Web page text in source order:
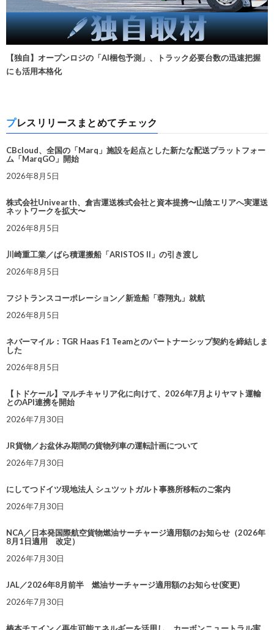
【独自】オープンロジの「AI梱包予測」、トラック必要台数の迅速把握
にも活用本格化
プレスリリースまとめてチェック
CBcloud、全国の「Marq」施設を起点とした新たな配送プラットフォー
ム「MarqGO」開始
2026年8月5日
株式会社Univearth、倉吉運送株式会社と資本提携〜山陰エリアへ実運送
ネットワークを拡大〜
2026年8月5日
川崎重工業／ばら積運搬船「ARISTOS II」の引き渡し
2026年8月5日
フジトランスコーポレーション／新造船「蓉翔丸」就航
2026年8月5日
ネバーマイル：TGR Haas F1 Teamとのパートナーシップ契約を締結しま
した
2026年8月5日
【トドケール】マルチキャリア化に向けて、2026年7月よりヤマト運輸
とのAPI連携を開始
2026年7月30日
JR貨物／お盆休み期間の貨物列車の運転計画について
2026年7月30日
にしてつドイツ現地法人 シュツットガルト事務所移転のご案内
2026年7月30日
NCA／日本発国際航空貨物燃油サーチャージ適用額のお知らせ（2026年
8月1日適用 改定）
2026年7月30日
JAL／2026年8月前半 燃油サーチャージ適用額のお知らせ(変更)
2026年7月30日